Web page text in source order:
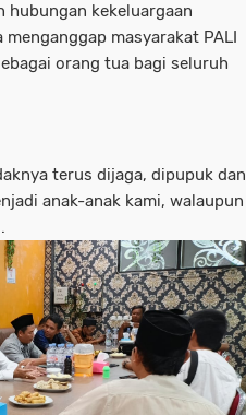
hubungan kekeluargaan
masyarakat PALI
orang tua bagi seluruh
terus dijaga, dipupuk dan
anak-anak kami, walaupun